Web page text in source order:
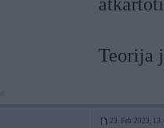
Teorija
23. Feb 2023,